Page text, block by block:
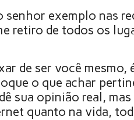
senhor exemplo nas
retiro de todos os
de ser você mesmo,
o que achar
sua opinião real, mas
quanto na vida,